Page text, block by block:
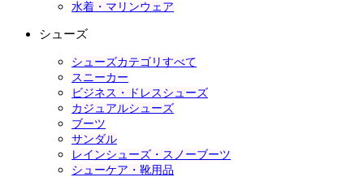
水着・マリンウェア
シューズ
シューズカテゴリすべて
スニーカー
ビジネス・ドレスシューズ
カジュアルシューズ
ブーツ
サンダル
レインシューズ・スノーブーツ
シューケア・靴用品